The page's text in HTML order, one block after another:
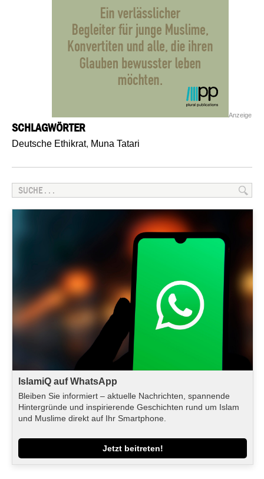
Anzeige
SCHLAGWÖRTER
Deutsche Ethikrat, Muna Tatari
IslamiQ auf WhatsApp
Bleiben Sie informiert – aktuelle Nachrichten, spannende
Hintergründe und inspirierende Geschichten rund um Islam
und Muslime direkt auf Ihr Smartphone.
Jetzt beitreten!